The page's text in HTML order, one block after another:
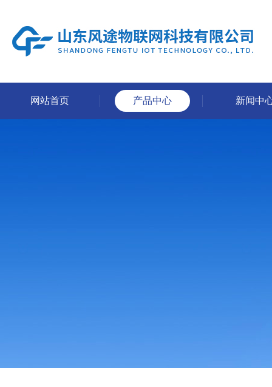
网站首页 产品中心 新闻中